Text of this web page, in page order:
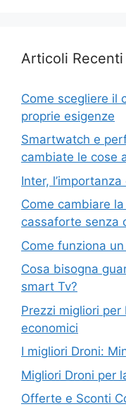
Articoli Recenti
Come scegliere il
proprie esigenze
Smartwatch e
cambiate le cose
Inter,
Come cambiare
cassaforte senza
Come funziona
Cosa bisogna
smart Tv?
Prezzi migliori per
economici
I migliori Droni:
Migliori Droni per
Offerte e Sconti